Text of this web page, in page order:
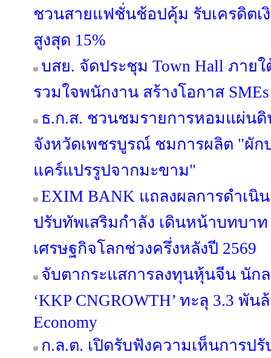
ชวนสายแฟชั่นช้อปคุ้ม รับเครดิตเ
สูงสุด 15%
บสย. จัดประชุม Town Hall ภายใ
รวมใจพนักงาน สร้างโอกาส
ธ.ก.ส. ชวนชมรายการหอมแผ่นดิ
จังหวัดเพชรบูรณ์ ชมการผลิต "ผัก
แคร์แปรรูปจากมะขาม"
EXIM BANK แถลงผลการดำเนิ
ปรับทัพเสริมกำลัง เดินหน้าบทบาท
เศรษฐกิจโลกช่วงครึ่งหลังปี 2569
จับตากระแสการลงทุนหุ้นจีน นัก
‘KKP CNGROWTH’ ทะลุ 3.3 พั
Economy
ก.ล.ต. เปิดรับฟังความเห็นการปรั